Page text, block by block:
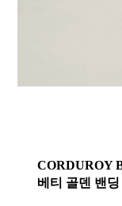
CORDUROY
베티 골덴 밴